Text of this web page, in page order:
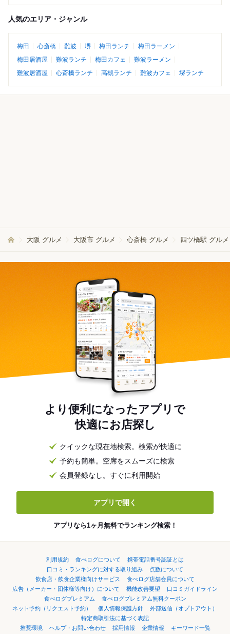
人気のエリア・ジャンル
梅田 心斎橋 難波 堺 梅田ランチ
梅田ラーメン
梅田居酒屋
難波ランチ 梅田カフェ
難波ラーメン
難波居酒屋
心斎橋ランチ 高槻ランチ 難波カフェ 堺ランチ
大阪 グルメ 大阪市 グルメ 心斎橋 グルメ 四ツ橋駅 グルメ
より便利になったアプリで
快適にお店探し
クイックな現在地検索。検索が快適に
予約も簡単。空席をスムーズに検索
会員登録なし。すぐに利用開始
アプリで開く
アプリなら1ヶ月無料でランキング検索！
利用規約 食べログについて
携帯電話番号認証とは
口コミ・ランキングに対する取り組み
点数について
飲食店・飲食企業様向けサービス
食べログ店舗会員について
広告（メーカー・団体様等向け）について
機能改善要望
口コミガイドライン
食べログプレミアム
食べログプレミアム無料クーポン
ネット予約（リクエスト予約）
個人情報保護方針
外部送信（オプトアウト）
特定商取引法に基づく表記
推奨環境
ヘルプ・お問い合わせ 採用情報 企業情報 キーワード一覧